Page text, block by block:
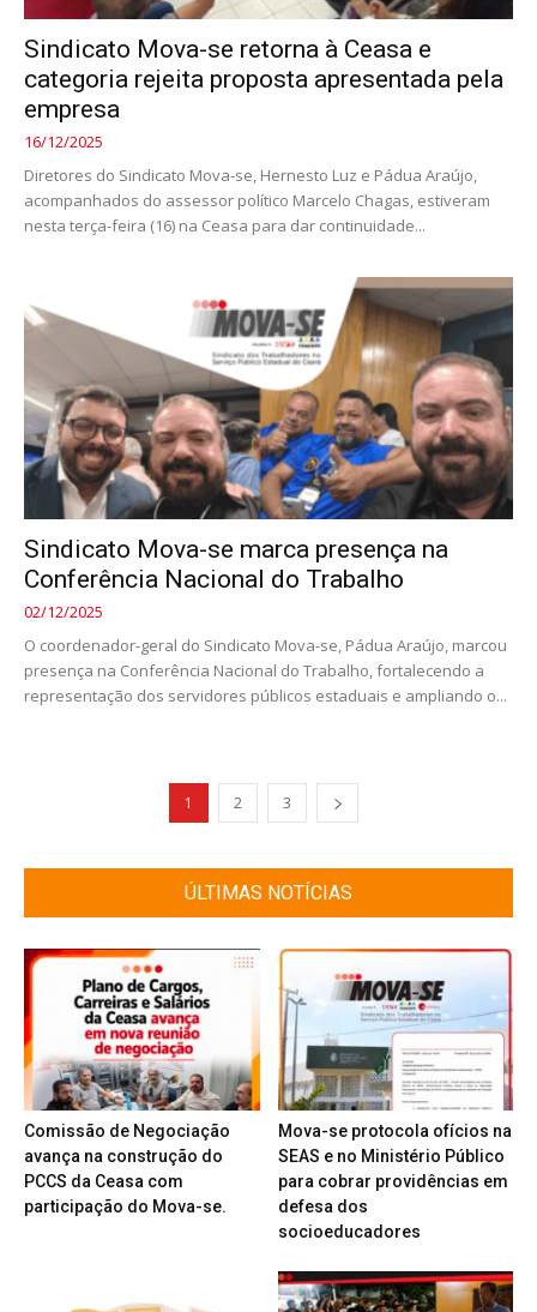
Sindicato Mova-se retorna à Ceasa e
categoria rejeita proposta apresentada pela
empresa
16/12/2025
Diretores do Sindicato Mova-se, Hernesto Luz e Pádua Araújo,
acompanhados do assessor político Marcelo Chagas, estiveram
nesta terça-feira (16) na Ceasa para dar continuidade...
Sindicato Mova-se marca presença na
Conferência Nacional do Trabalho
02/12/2025
O coordenador-geral do Sindicato Mova-se, Pádua Araújo, marcou
presença na Conferência Nacional do Trabalho, fortalecendo a
representação dos servidores públicos estaduais e ampliando o...
1 2 3
ÚLTIMAS NOTÍCIAS
Comissão de Negociação
avança na construção do
PCCS da Ceasa com
participação do Mova-se.
Mova-se protocola ofícios na
SEAS e no Ministério Público
para cobrar providências em
defesa dos
socioeducadores